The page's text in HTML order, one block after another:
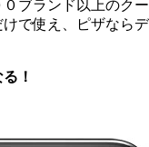
ブランド以上のクー
で使え、ピザならデ
！